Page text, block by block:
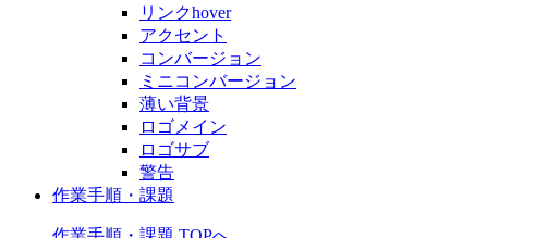
リンクhover
アクセント
コンバージョン
ミニコンバージョン
薄い背景
ロゴメイン
ロゴサブ
警告
作業手順・課題